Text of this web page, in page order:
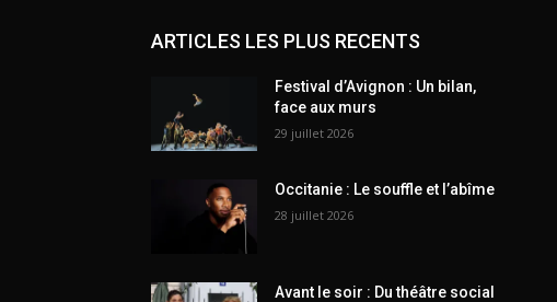
ARTICLES LES PLUS RECENTS
Festival d’Avignon : Un bilan,
face aux murs
29 juillet 2026
Occitanie : Le souffle et l’abîme
28 juillet 2026
Avant le soir : Du théâtre social